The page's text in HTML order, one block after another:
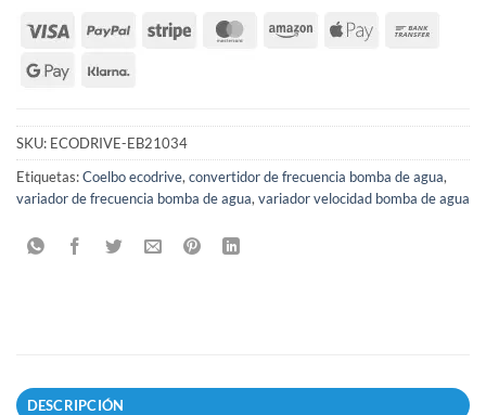
SKU: ECODRIVE-EB21034
Etiquetas:Coelbo ecodrive, convertidor de frecuencia bomba de agua,
variador de frecuencia bomba de agua, variador velocidad bomba de agua
DESCRIPCIÓN